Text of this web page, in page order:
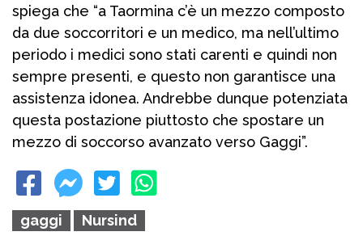
spiega che “a Taormina c’è un mezzo composto
da due soccorritori e un medico, ma nell’ultimo
periodo i medici sono stati carenti e quindi non
sempre presenti, e questo non garantisce una
assistenza idonea. Andrebbe dunque potenziata
questa postazione piuttosto che spostare un
mezzo di soccorso avanzato verso Gaggi”.
gaggi
Nursind